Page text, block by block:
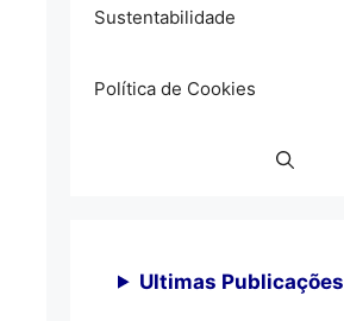
Sustentabilidade
Política de Cookies
Ultimas Publicações